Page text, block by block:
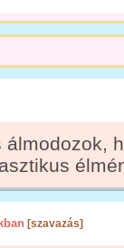
álmodozok,
[szavazás]